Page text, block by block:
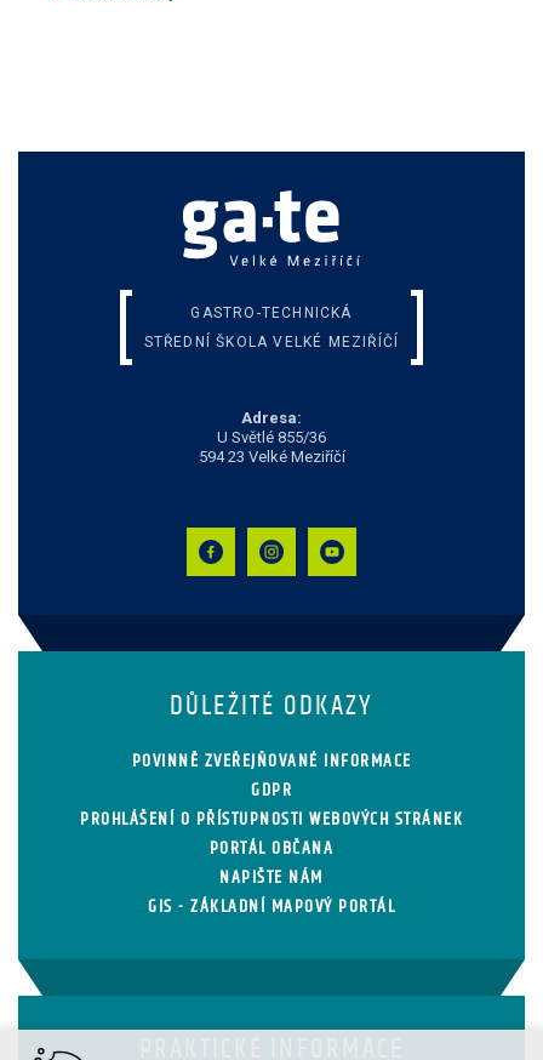
GASTRO-TECHNICKÁ
STŘEDNÍ ŠKOLA VELKÉ MEZIŘÍČÍ
Adresa:
U Světlé 855/36
594 23 Velké Meziříčí
DŮLEŽITÉ ODKAZY
POVINNĚ ZVEŘEJŇOVANÉ INFORMACE
GDPR
PROHLÁŠENÍ O PŘÍSTUPNOSTI WEBOVÝCH STRÁNEK
PORTÁL OBČANA
NAPIŠTE NÁM
GIS - ZÁKLADNÍ MAPOVÝ PORTÁL